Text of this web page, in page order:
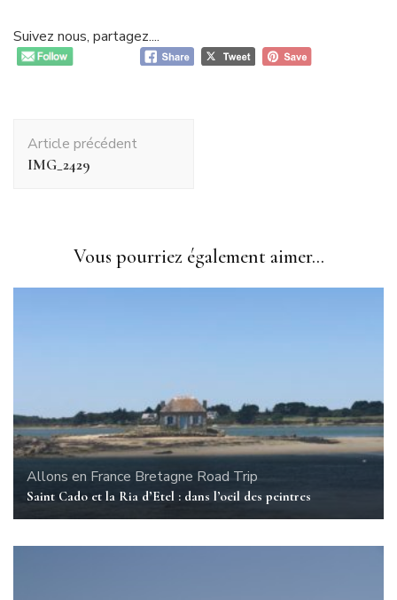
Suivez nous, partagez....
d'article
Article précédent
IMG_2429
Vous pourriez également aimer...
Allons en France Bretagne Road Trip
Saint Cado et la Ria d’Etel : dans l’oeil des peintres